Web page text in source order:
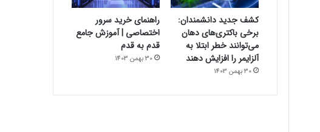
کشف جدید دانشمندان:
برخی باکتری‌های دهان
می‌توانند خطر ابتلا به
آلزایمر را افزایش دهند
30 بهمن 1403
راهنمای خرید سرور
اختصاصی | آموزش جامع
قدم به قدم
30 بهمن 1403